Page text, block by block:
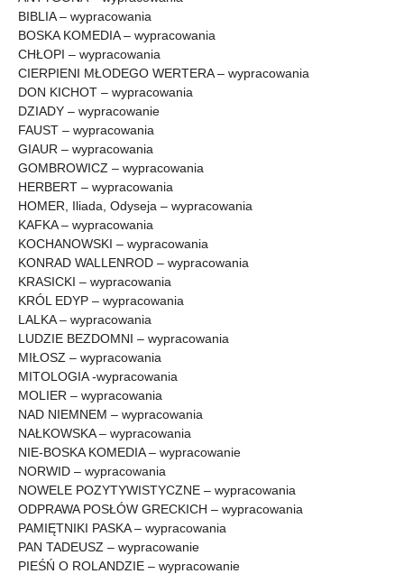
BIBLIA – wypracowania
BOSKA KOMEDIA – wypracowania
CHŁOPI – wypracowania
CIERPIENI MŁODEGO WERTERA – wypracowania
DON KICHOT – wypracowania
DZIADY – wypracowanie
FAUST – wypracowania
GIAUR – wypracowania
GOMBROWICZ – wypracowania
HERBERT – wypracowania
HOMER, Iliada, Odyseja – wypracowania
KAFKA – wypracowania
KOCHANOWSKI – wypracowania
KONRAD WALLENROD – wypracowania
KRASICKI – wypracowania
KRÓL EDYP – wypracowania
LALKA – wypracowania
LUDZIE BEZDOMNI – wypracowania
MIŁOSZ – wypracowania
MITOLOGIA -wypracowania
MOLIER – wypracowania
NAD NIEMNEM – wypracowania
NAŁKOWSKA – wypracowania
NIE-BOSKA KOMEDIA – wypracowanie
NORWID – wypracowania
NOWELE POZYTYWISTYCZNE – wypracowania
ODPRAWA POSŁÓW GRECKICH – wypracowania
PAMIĘTNIKI PASKA – wypracowania
PAN TADEUSZ – wypracowanie
PIEŚŃ O ROLANDZIE – wypracowanie